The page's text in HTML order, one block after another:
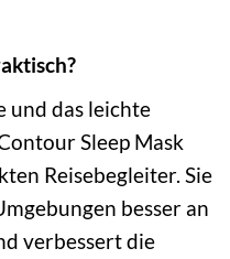
und das leichte
Sleep Mask
Reisebegleiter. Sie
besser an
verbessert die